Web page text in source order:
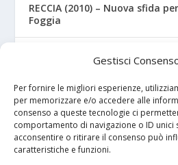
Gestisci
Per fornire le migliori esperienze,
per memorizzare e/o accedere alle
consenso a queste tecnologie ci
comportamento di navigazione o ID unici
acconsentire o ritirare il consenso può
caratteristiche e funzioni.
RECCIA (2010) – Nuova sfida
Foggia
RIZZO – Dalla “Fratelli
favola di Christian
I NOSTRI SPONSOR